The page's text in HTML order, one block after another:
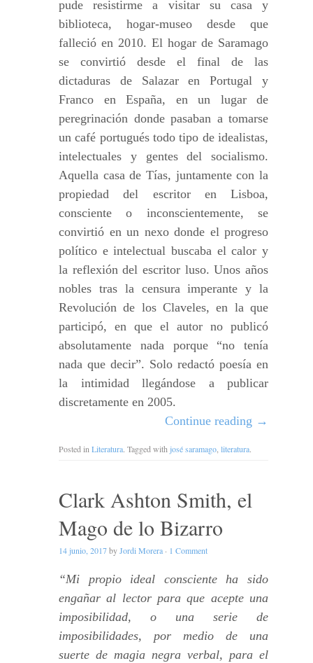
pude resistirme a visitar su casa y
biblioteca, hogar-museo desde que
falleció en 2010. El hogar de Saramago
se convirtió desde el final de las
dictaduras de Salazar en Portugal y
Franco en España, en un lugar de
peregrinación donde pasaban a tomarse
un café portugués todo tipo de idealistas,
intelectuales y gentes del socialismo.
Aquella casa de Tías, juntamente con la
propiedad del escritor en Lisboa,
consciente o inconscientemente, se
convirtió en un nexo donde el progreso
político e intelectual buscaba el calor y
la reflexión del escritor luso. Unos años
nobles tras la censura imperante y la
Revolución de los Claveles, en la que
participó, en que el autor no publicó
absolutamente nada porque “no tenía
nada que decir”. Solo redactó poesía en
la intimidad llegándose a publicar
discretamente en 2005.
Continue reading →
Posted in Literatura. Tagged with josé saramago literatura.
Clark Ashton Smith, el
Mago de lo Bizarro
14 junio, 2017byJordi Morera · 1 Comment
“Mi propio ideal consciente ha sido
engañar al lector para que acepte una
imposibilidad, o una serie de
imposibilidades, por medio de una
suerte de magia negra verbal, para el